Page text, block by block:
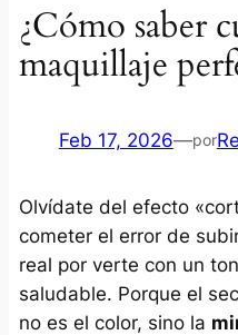
¿Cómo saber
maquillaje
Feb 17, 2026—por
Olvídate del efecto
cometer el error de
real por verte con un
saludable. Porque el
no es el color, sino la